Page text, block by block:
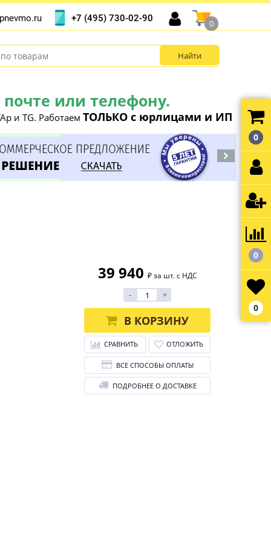
или телефону.
и TG. Работаем ТОЛЬКО с юрлицами и ИП
+7 (495) 730-02-90
0
39 940 ₽ за шт. с НДС
- +
В КОРЗИНУ
СРАВНИТЬ ОТЛОЖИТЬ
ВСЕ СПОСОБЫ ОПЛАТЫ
ПОДРОБНЕЕ О ДОСТАВКЕ
0
0
0